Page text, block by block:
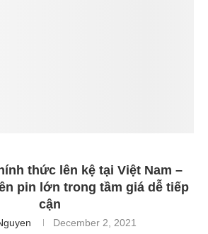
thức lên kệ tại Việt Nam –
pin lớn trong tầm giá dễ tiếp
cận
December 2, 2021